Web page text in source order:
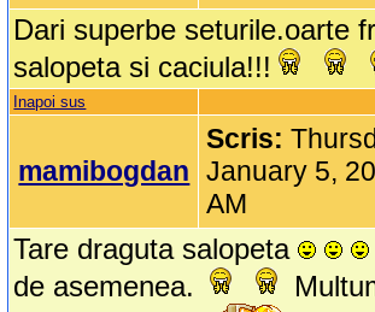
Dari superbe seturile.oarte
salopeta si caciula!!!
Inapoi sus
mamibogdan
Scris:
January 5,
AM
Tare draguta salopeta
de asemenea.